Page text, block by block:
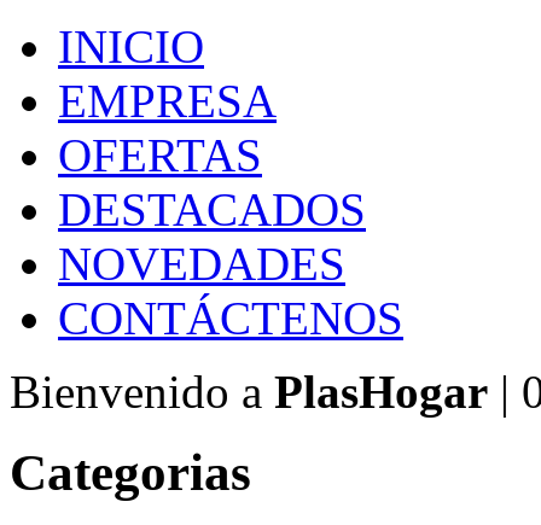
INICIO
EMPRESA
OFERTAS
DESTACADOS
NOVEDADES
CONTÁCTENOS
Bienvenido a PlasHogar |
Categorias